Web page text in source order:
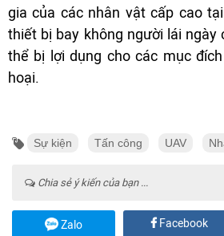
gia của các nhân vật cấp cao
thiết bị bay không người lái ngày
thể bị lợi dụng cho các mục
hoại.
Sự kiện Tấn công UAV
Chia sẻ ý kiến của bạn ...
Zalo Facebook